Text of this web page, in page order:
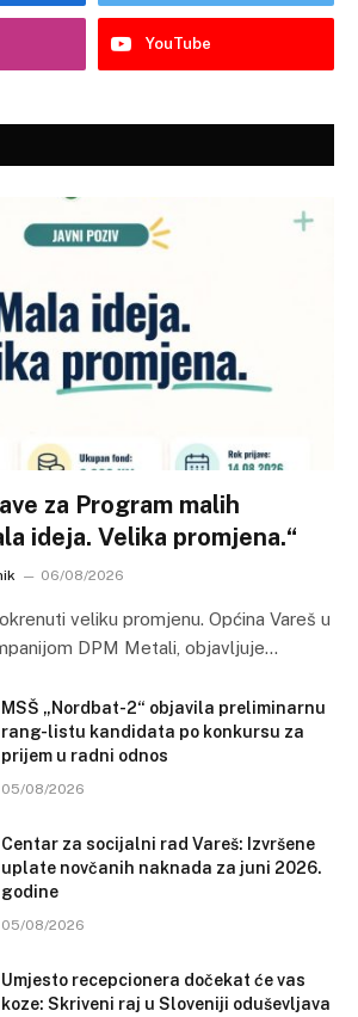
YouTube
za Program malih
ideja. Velika promjena.“
06/08/2026
veliku promjenu. Općina Vareš u
DPM Metali, objavljuje…
MSŠ „Nordbat-2“ objavila preliminarnu
rang-listu kandidata po konkursu za
prijem u radni odnos
05/08/2026
Centar za socijalni rad Vareš: Izvršene
uplate novčanih naknada za juni 2026.
godine
05/08/2026
Umjesto recepcionera dočekat će vas
koze: Skriveni raj u Sloveniji oduševljava